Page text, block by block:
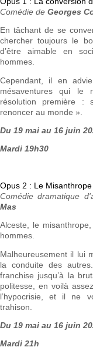
Comédie de Georges
En tâchant de se
chercher toujours le
d’être aimable en
hommes.
Cependant, il en
mésaventures qui le
résolution première
renoncer au monde ».
Du 19 mai au 16 juin
Mardi 19h30
Opus 2 : Le Misanthrope
Comédie dramatique
Mas
Alceste, le
hommes.
Malheureusement il lui
la conduite des
franchise jusqu’à la
politesse, en voilà
l’hypocrisie, et il ne
trahison.
Du 19 mai au 16 juin
Mardi 21h